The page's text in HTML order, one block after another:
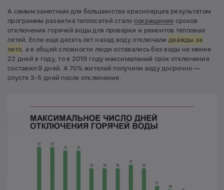
А самым заметным для большинства красноярцев результатом
программы развития теплосетей стало сокращение сроков
отключения горячей воды для проверки и ремонтов тепловых
сетей. Если еще десять лет назад воду отключали дважды за
лето, а в общей сложности люди оставались без воды не менее
22 дней в году, то в 2019 году максимальный срок отключения
составил 9 дней. А 70% жителей получили воду досрочно —
спустя 3-5 дней после отключения.